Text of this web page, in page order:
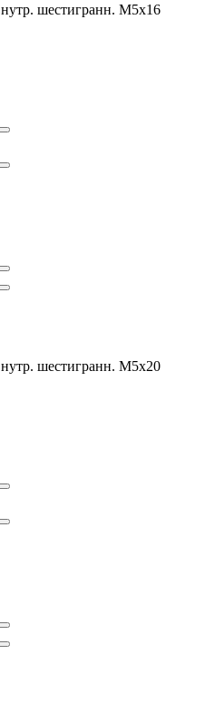
шестигранн. М5х16
шестигранн. М5х20